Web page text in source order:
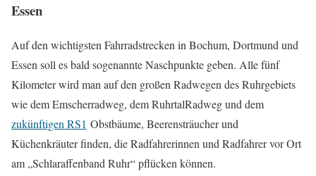
Essen
Auf den wichtigsten Fahrradstrecken in Bochum, Dortmund und
Essen soll es bald sogenannte Naschpunkte geben. Alle fünf
Kilometer wird man auf den großen Radwegen des Ruhrgebiets
wie dem Emscherradweg, dem RuhrtalRadweg und dem
zukünftigen RS1 Obstbäume, Beerensträucher und
Küchenkräuter finden, die Radfahrerinnen und Radfahrer vor Ort
am „Schlaraffenband Ruhr“ pflücken können.